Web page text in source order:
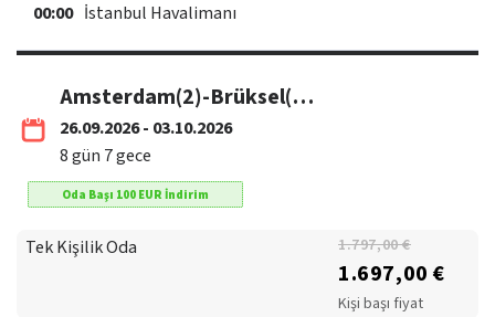
00:00 İstanbul Havalimanı
Amsterdam(2)-Brüksel(1)-Paris(3)-Lüksemburg(1) / THY
26.09.2026 - 03.10.2026
8gün 7gece
Oda Başı 100 EUR İndirim
Tek Kişilik Oda 1.797,00 €
1.697,00 €
Kişi başı fiyat